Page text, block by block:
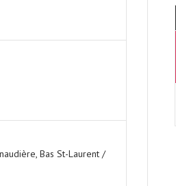
Bas St-Laurent /